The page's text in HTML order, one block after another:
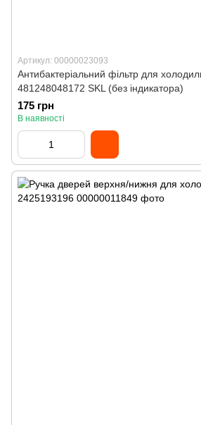
Артикул: 00000023093
Антибактеріальний фільтр для
481248048172 SKL (без індикатора)
175 грн
В наявності